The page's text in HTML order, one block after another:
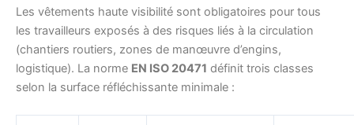
Les vêtements haute visibilité sont obligatoires pour tous
les travailleurs exposés à des risques liés à la circulation
(chantiers routiers, zones de manœuvre d’engins,
logistique). La norme EN ISO 20471 définit trois classes
selon la surface réfléchissante minimale :